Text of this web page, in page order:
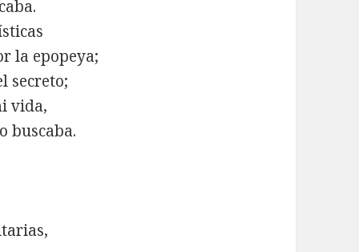
la epopeya;
secreto;
vida,
buscaba.